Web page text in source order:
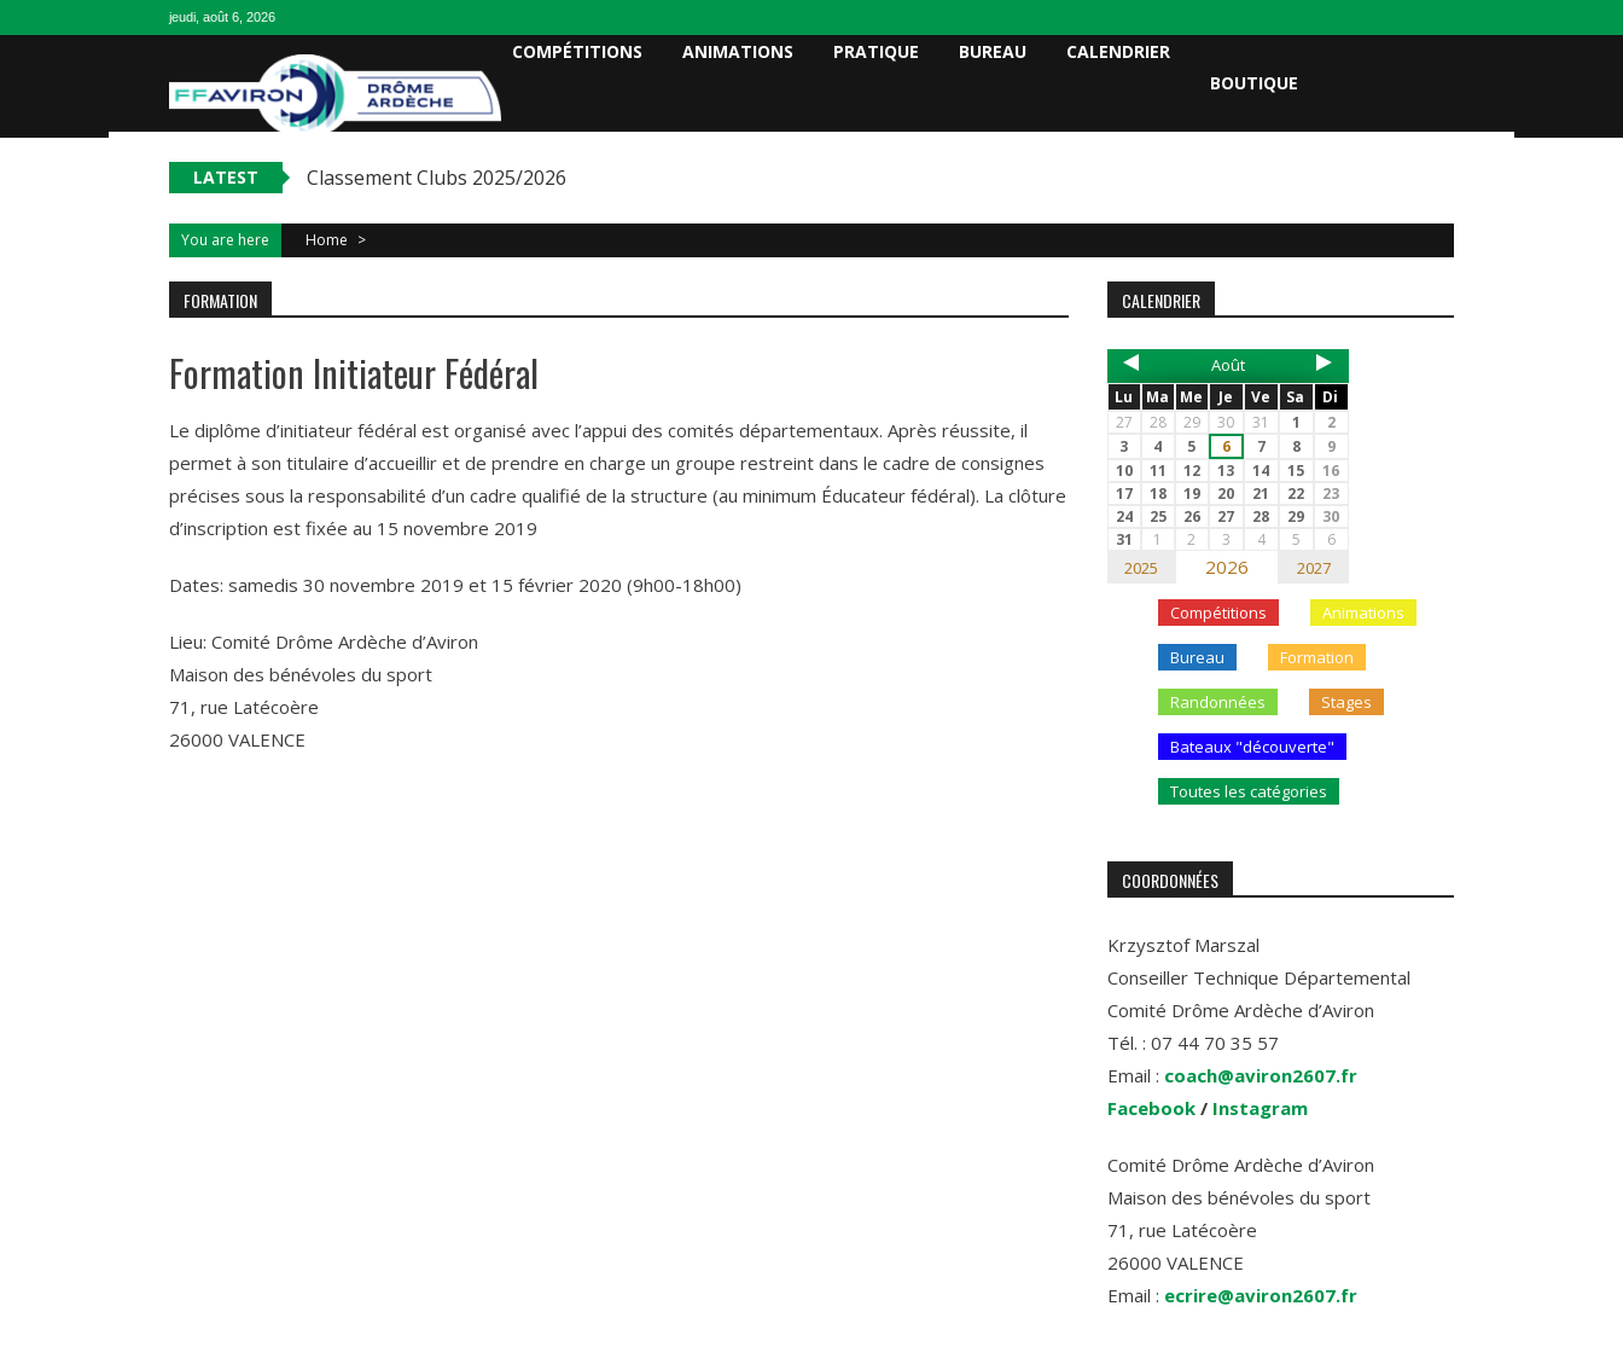
jeudi, août 6, 2026
COMPÉTITIONS ANIMATIONS PRATIQUE BUREAU
CALENDRIER
BOUTIQUE
LATEST Classement Clubs 2025/2026
You are here Home >
FORMATION
Formation Initiateur Fédéral
Le diplôme d’initiateur fédéral est organisé avec l’appui des comités départementaux. Après réussite, il
permet à son titulaire d’accueillir et de prendre en charge un groupe restreint dans le cadre de consignes
précises sous la responsabilité d’un cadre qualifié de la structure (au minimum Éducateur fédéral). La clôture
d’inscription est fixée au 15 novembre 2019
Dates: samedis 30 novembre 2019 et 15 février 2020 (9h00-18h00)
Lieu: Comité Drôme Ardèche d’Aviron
Maison des bénévoles du sport
71, rue Latécoère
26000 VALENCE
CALENDRIER
Août
Lu Ma Me Je Ve Sa
Di
27
28 29 30 31 1
2
3
4 5 6 7 8
9
10
11 12 13 14 15
16
17
18 19 20 21 22
23
24
25 26 27 28 29
30
31
1 2 3 4 5 6
2025 2026 2027
Compétitions Animations
Bureau Formation
Randonnées Stages
Bateaux "découverte"
Toutes les catégories
COORDONNÉES
Krzysztof Marszal
Conseiller Technique Départemental
Comité Drôme Ardèche d’Aviron
Tél. : 07 44 70 35 57
Email : coach@aviron2607.fr
Facebook/ Instagram
Comité Drôme Ardèche d’Aviron
Maison des bénévoles du sport
71, rue Latécoère
26000 VALENCE
Email : ecrire@aviron2607.fr